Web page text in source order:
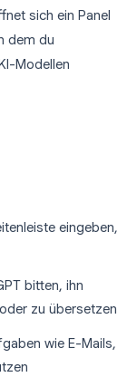
sich ein Panel
dem du
Modellen
eingeben,
bitten, ihn
zu übersetzen
wie E-Mails,